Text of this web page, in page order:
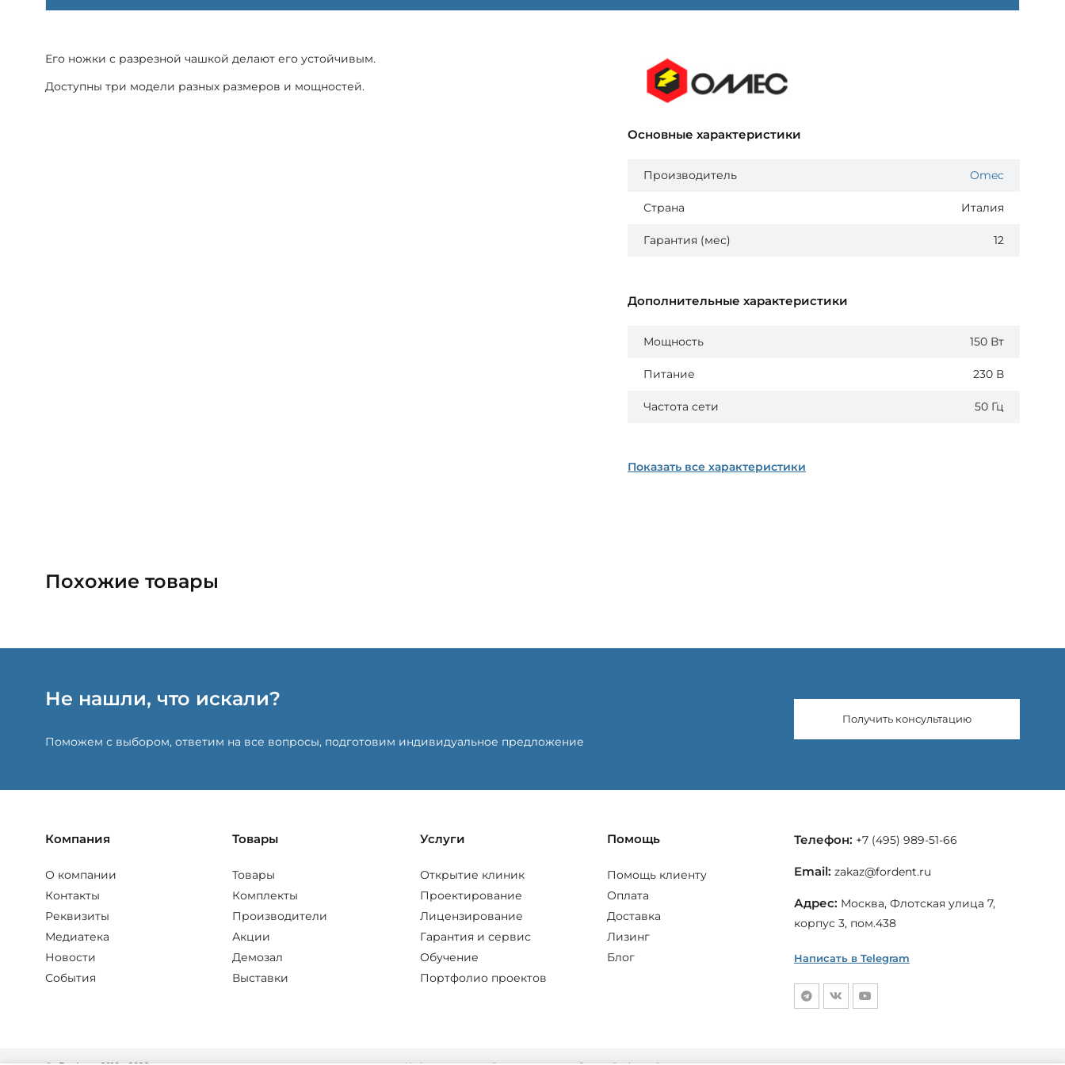
Его ножки с разрезной чашкой делают его устойчивым.
Доступны три модели разных размеров и мощностей.
Основные характеристики
Производитель Omec
Страна Италия
Гарантия (мес) 12
Дополнительные характеристики
Мощность 150 Вт
Питание 230 В
Частота сети 50 Гц
Показать все характеристики
Похожие товары
Не нашли, что искали?
Поможем с выбором, ответим на все вопросы, подготовим индивидуальное предложение
Получить консультацию
Компания
О компании
Контакты
Реквизиты
Медиатека
Новости
События
Товары
Товары
Комплекты
Производители
Акции
Демозал
Выставки
Услуги
Открытие клиник
Проектирование
Лицензирование
Гарантия и сервис
Обучение
Портфолио проектов
Помощь
Помощь клиенту
Оплата
Доставка
Лизинг
Блог
Телефон: +7 (495) 989-51-66
Email: zakaz@fordent.ru
Адрес: Москва, Флотская улица 7,
корпус 3, пом.438
Написать в Telegram